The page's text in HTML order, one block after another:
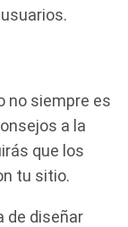
no siempre es
a la
que los
tu sitio.
de diseñar